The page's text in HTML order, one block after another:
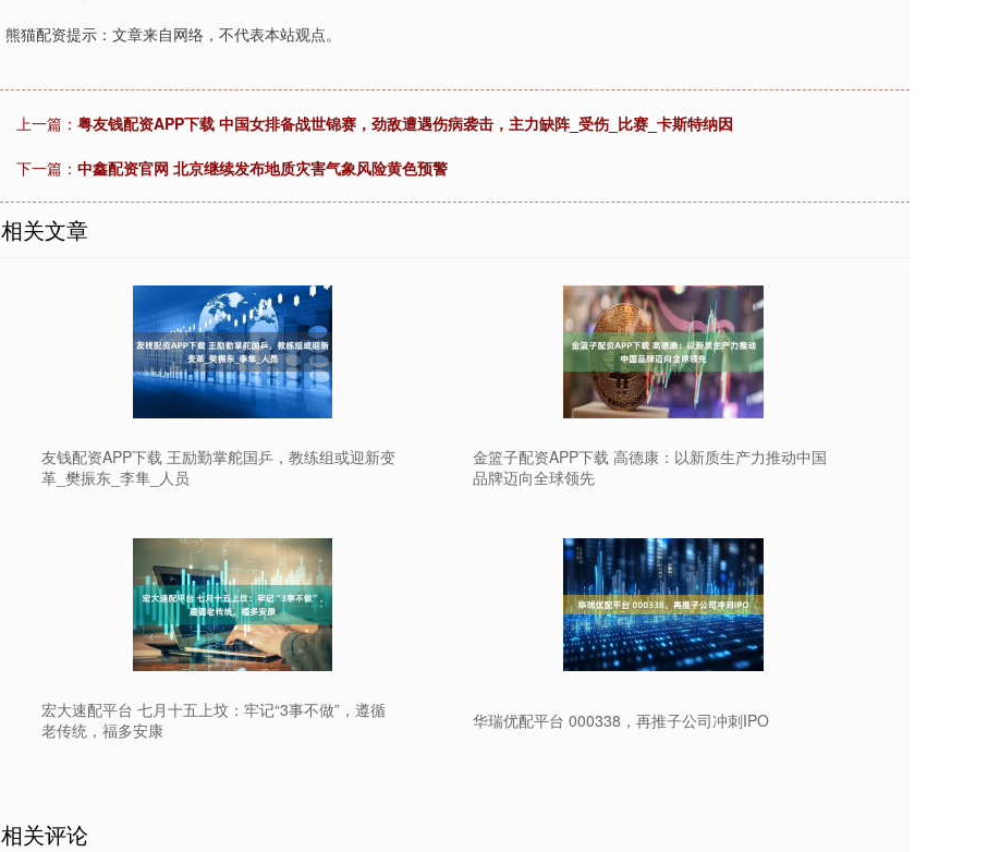
熊猫配资提示：文章来自网络，不代表本站观点。
上一篇： 粤友钱配资APP下载 中国女排备战世锦赛，劲敌遭遇伤病袭击，主力缺阵_受伤_比赛_卡斯特纳因
下一篇： 中鑫配资官网 北京继续发布地质灾害气象风险黄色预警
相关文章
友钱配资APP下载 王励勤掌舵国乒，教练组或迎新变
革_樊振东_李隼_人员
金篮子配资APP下载 高德康：以新质生产力推动中国
品牌迈向全球领先
宏大速配平台 七月十五上坟：牢记“3事不做”，遵循
老传统，福多安康
华瑞优配平台 000338，再推子公司冲刺IPO
相关评论